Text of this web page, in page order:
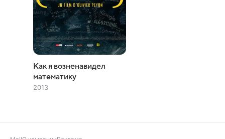
Как я возненавидел
математику
2013